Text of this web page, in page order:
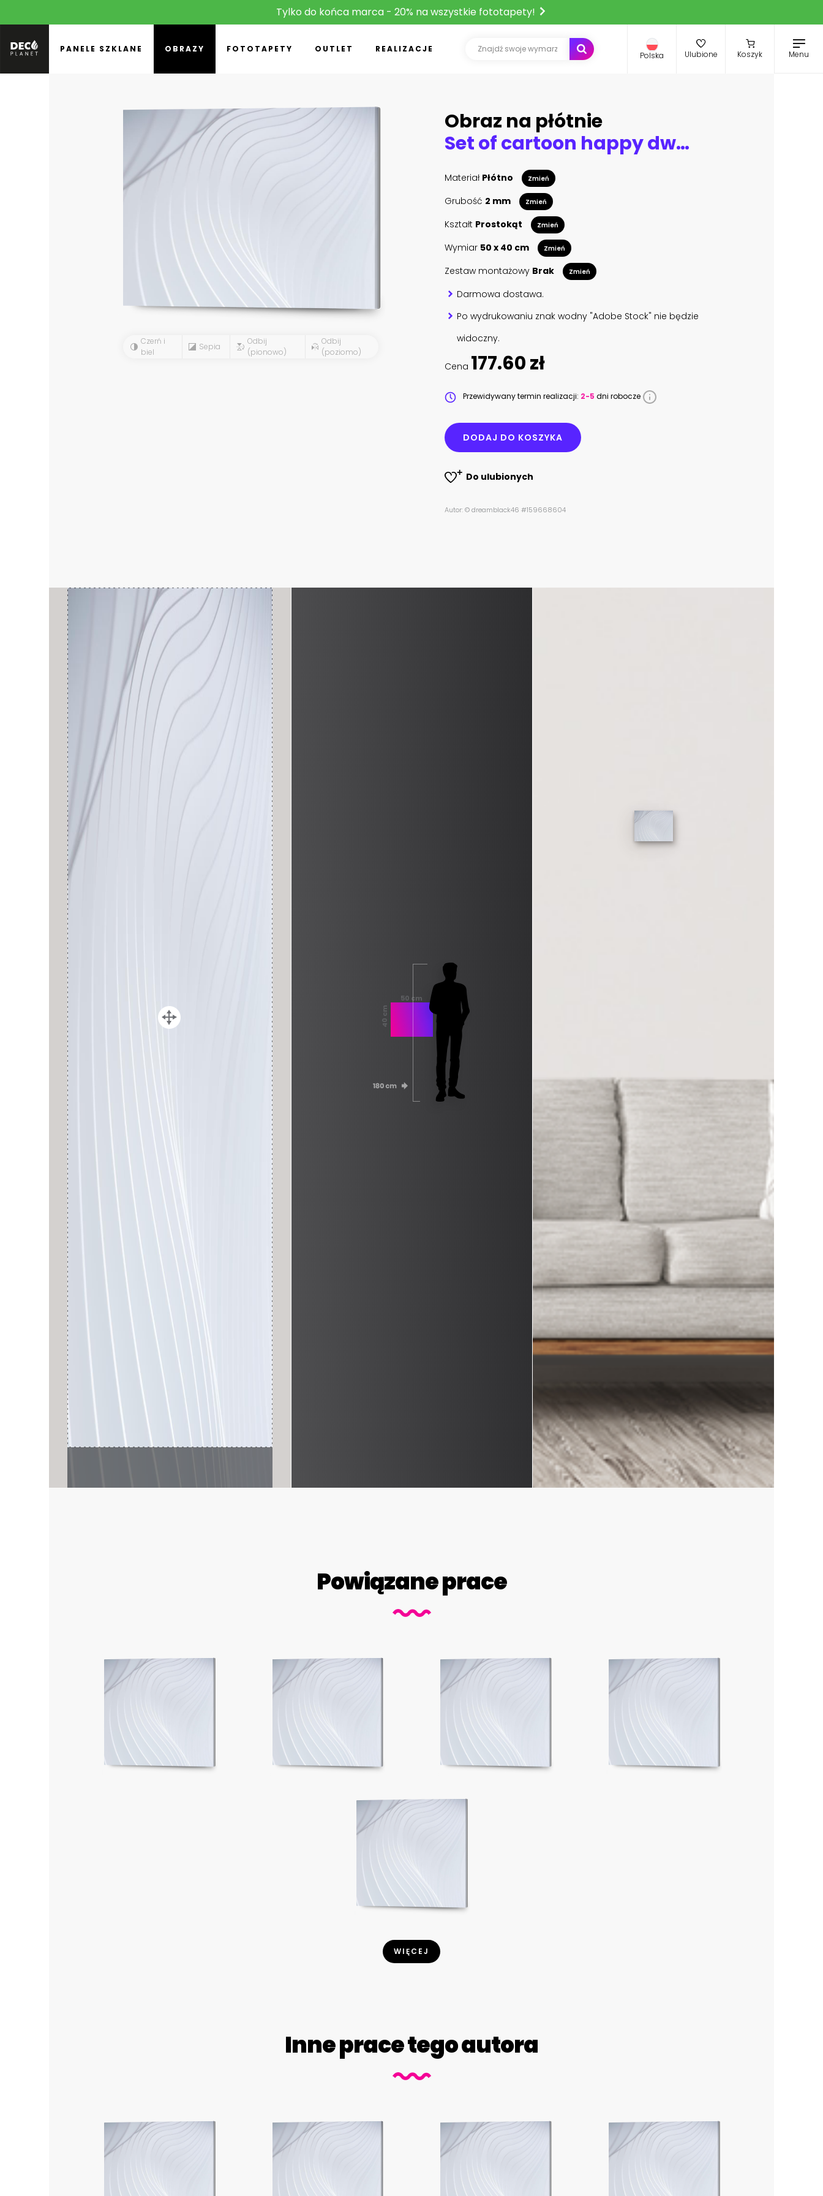
Tylko do końca marca - 20% na wszystkie fototapety!
PANELE SZKLANE OBRAZY FOTOTAPETY OUTLET REALIZACJE
Polska Ulubione Koszyk Menu
Czerń i
biel
Sepia
Odbij
(pionowo)
Odbij
(poziomo)
Obraz na płótnie
Set of cartoon happy dwarf
Materiał Płótno Zmień
Grubość 2 mm Zmień
Kształt Prostokąt Zmień
Wymiar 50 x 40 cm Zmień
Zestaw montażowy Brak Zmień
Darmowa dostawa.
Po wydrukowaniu znak wodny "Adobe Stock" nie będzie
widoczny.
Cena 177.60 zł
Przewidywany termin realizacji: 2-5 dni robocze
DODAJ DO KOSZYKA
Do ulubionych
Autor: © dreamblack46 #159668604
50 cm
40 cm
Powiązane prace
WIĘCEJ
Inne prace tego autora